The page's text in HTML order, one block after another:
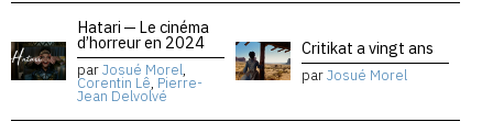
Hatari — Le cinéma
d’horreur en 2024
parJosué Morel,
Corentin Lê, Pierre-
Jean Delvolvé
Critikat a vingt ans
parJosué Morel